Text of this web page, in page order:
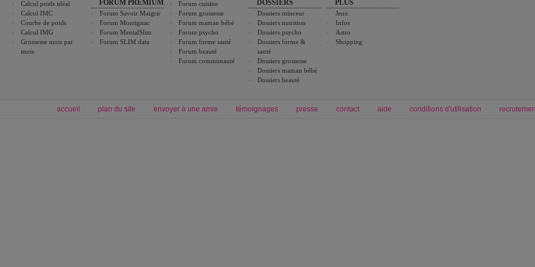
Calcul poids idéal
Calcul IMC
Courbe de poids
Calcul IMG
Grossesse mois par
mois
FORUM PREMIUM
Forum Savoir Maigrir
Forum Montignac
Forum MentalSlim
Forum SLIM data
Forum cuisine
Forum grossesse
Forum maman bébé
Forum psycho
Forum forme santé
Forum beauté
Forum communauté
DOSSIERS
Dossiers minceur
Dossiers nutrition
Dossiers psycho
Dossiers forme &
santé
Dossiers grossesse
Dossiers maman bébé
Dossiers beauté
PLUS
Jeux
Infos
Astro
Shopping
accueil plan du site envoyer à une amie témoignages presse contact aide conditions d'utilisation